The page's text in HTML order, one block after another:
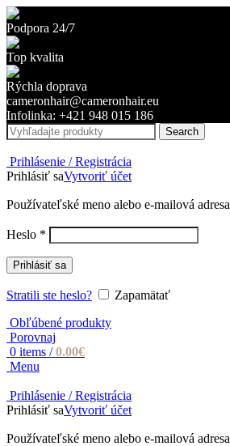
Podpora 24/7
Top kvalita
Rýchla doprava
cameronhair@cameronhair.eu
Infolinka: +421 948 015 186
Search
Prihlásenie / Registrácia
Prihlásiť saVytvoriť účet
Používateľské meno alebo e-mailová adresa
Heslo * Povinné
Prihlásiť sa
Stratili ste heslo?
Zapamätať
Obľúbené produkty
Porovnaj
0 items / 0.00€
Menu
Prihlásenie / Registrácia
Prihlásiť saVytvoriť účet
Používateľské meno alebo e-mailová adresa